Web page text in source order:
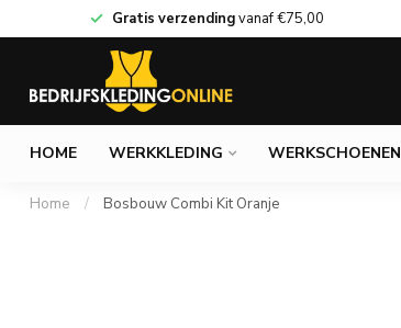
Gratis verzendingvanaf€75,00
HOME WERKKLEDING WERKSCHOENEN
Home / Bosbouw Combi Kit Oranje